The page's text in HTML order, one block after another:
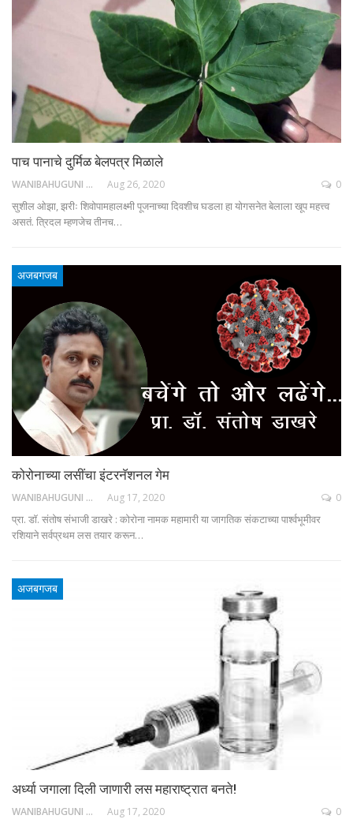
पाच पानाचे दुर्मिळ बेलपत्र मिळाले
WANIBAHUGUNI DESK Aug 26, 2020 0
सुशील ओझा, झरीः शिवोपामहालक्ष्मी पूजनाच्या दिवशीच घडला हा योगसनेत बेलाला खूप महत्त्व
असतं. त्रिदल म्हणजेच तीनच…
अजबगजब
कोरोनाच्या लसींचा इंटरनॅशनल गेम
WANIBAHUGUNI DESK Aug 17, 2020 0
प्रा. डॉ. संतोष संभाजी डाखरे : कोरोना नामक महामारी या जागतिक संकटाच्या पार्श्वभूमीवर
रशियाने सर्वप्रथम लस तयार करून…
अजबगजब
अर्ध्या जगाला दिली जाणारी लस महाराष्ट्रात बनते!
WANIBAHUGUNI DESK Aug 17, 2020 0